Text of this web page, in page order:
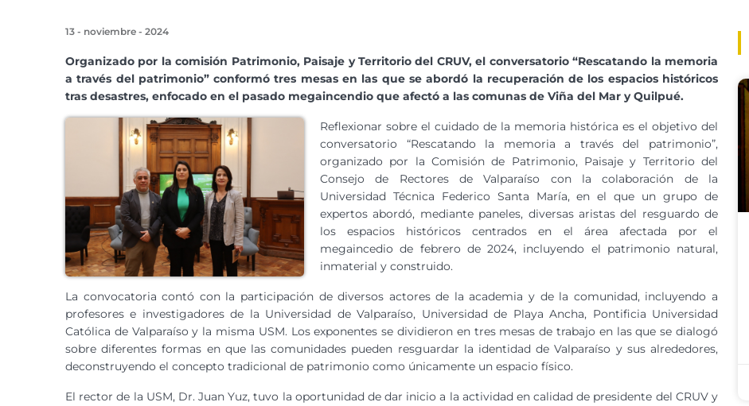
13 - noviembre - 2024
Organizado por la comisión Patrimonio, Paisaje y Territorio del CRUV, el conversatorio “Rescatando la memoria
a través del patrimonio” conformó tres mesas en las que se abordó la recuperación de los espacios históricos
tras desastres, enfocado en el pasado megaincendio que afectó a las comunas de Viña del Mar y Quilpué.
Reflexionar sobre el cuidado de la memoria histórica es el objetivo del
conversatorio “Rescatando la memoria a través del patrimonio”,
organizado por la Comisión de Patrimonio, Paisaje y Territorio del
Consejo de Rectores de Valparaíso con la colaboración de la
Universidad Técnica Federico Santa María, en el que un grupo de
expertos abordó, mediante paneles, diversas aristas del resguardo de
los espacios históricos centrados en el área afectada por el
megaincedio de febrero de 2024, incluyendo el patrimonio natural,
inmaterial y construido.
La convocatoria contó con la participación de diversos actores de la academia y de la comunidad, incluyendo a
profesores e investigadores de la Universidad de Valparaíso, Universidad de Playa Ancha, Pontificia Universidad
Católica de Valparaíso y la misma USM. Los exponentes se dividieron en tres mesas de trabajo en las que se dialogó
sobre diferentes formas en que las comunidades pueden resguardar la identidad de Valparaíso y sus alrededores,
deconstruyendo el concepto tradicional de patrimonio como únicamente un espacio físico.
El rector de la USM, Dr. Juan Yuz, tuvo la oportunidad de dar inicio a la actividad en calidad de presidente del CRUV y